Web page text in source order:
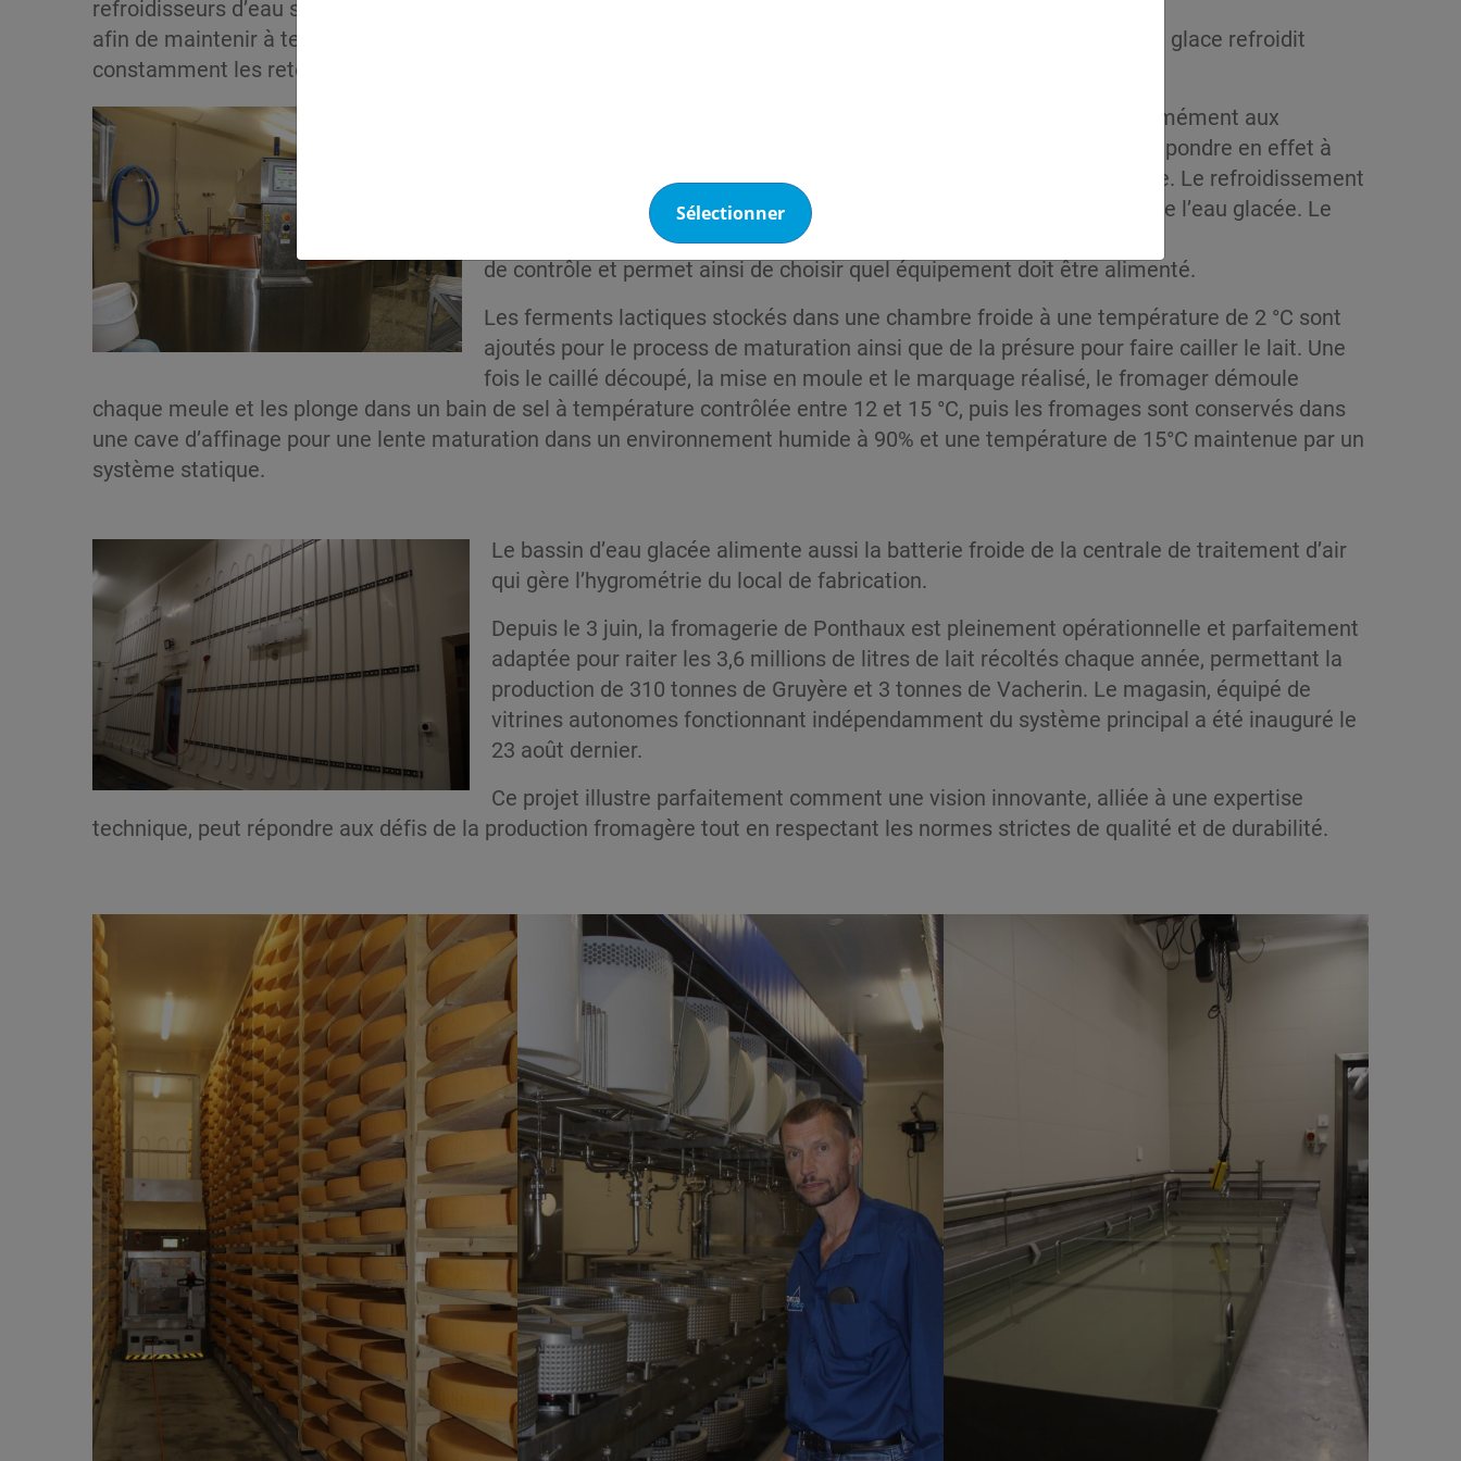
Sélectionner
refroidisseurs d’eau sont installés dans celui-ci et permettent d’accumuler une grande quantité de glace
afin de maintenir à température contrôlée l’ensemble des zones de nuit comme de jour. Cette accumulation de glace refroidit
constamment les retours d’eau plus chaudes à une température proche de 0°C.
Le lait est livré deux fois par jour par les 10 producteurs locaux conformément aux
exigences du cahier des charges du gruyère AOP. Sa fabrication doit répondre en effet à
une marche à suivre stricte dont chaque étape est respectée à la lettre. Le refroidissement
du lait dans la cuve est assuré via des échangeurs dans lesquels circule l’eau glacée. Le
système est modulable via un panneau
de contrôle et permet ainsi de choisir quel équipement doit être alimenté.
Les ferments lactiques stockés dans une chambre froide à une température de 2 °C sont
ajoutés pour le process de maturation ainsi que de la présure pour faire cailler le lait. Une
fois le caillé découpé, la mise en moule et le marquage réalisé, le fromager démoule
chaque meule et les plonge dans un bain de sel à température contrôlée entre 12 et 15 °C, puis les fromages sont conservés dans
une cave d’affinage pour une lente maturation dans un environnement humide à 90% et une température de 15°C maintenue par un
système statique.
Le bassin d’eau glacée alimente aussi la batterie froide de la centrale de traitement d’air
qui gère l’hygrométrie du local de fabrication.
Depuis le 3 juin, la fromagerie de Ponthaux est pleinement opérationnelle et parfaitement
adaptée pour raiter les 3,6 millions de litres de lait récoltés chaque année, permettant la
production de 310 tonnes de Gruyère et 3 tonnes de Vacherin. Le magasin, équipé de
vitrines autonomes fonctionnant indépendamment du système principal a été inauguré le
23 août dernier.
Ce projet illustre parfaitement comment une vision innovante, alliée à une expertise
technique, peut répondre aux défis de la production fromagère tout en respectant les normes strictes de qualité et de durabilité.